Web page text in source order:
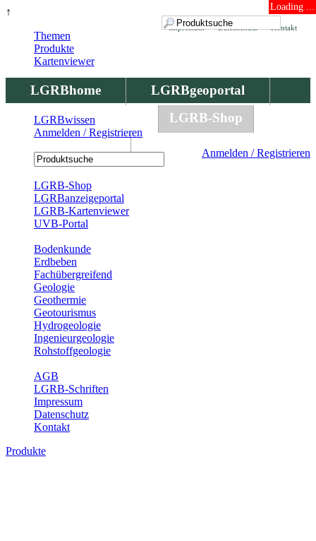
↑ Loading ...
Kontakt
Datenschutz
Impressum
LGRBhome
LGRBgeoportal
LGRBbohrungen
LGRB-Shop
Anmelden / Registrieren
Themen
Produkte
Kartenviewer
LGRBwissen
Anmelden / Registrieren
LGRB-Shop
LGRBanzeigeportal
LGRB-Kartenviewer
UVB-Portal
Bodenkunde
Erdbeben
Fachübergreifend
Geologie
Geothermie
Geotourismus
Hydrogeologie
Ingenieurgeologie
Rohstoffgeologie
AGB
LGRB-Schriften
Impressum
Datenschutz
Kontakt
Produkte